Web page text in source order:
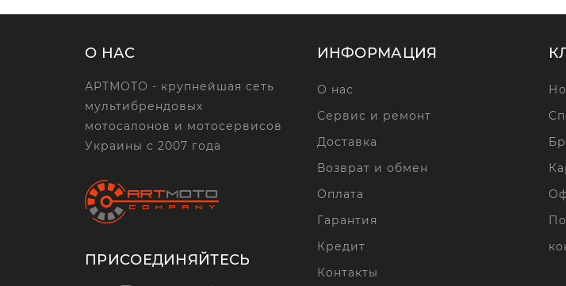
О НАС
АРТМОТО - крупнейшая сеть
мультибрендовых
мотосалонов и мотосервисов
Украины с 2007 года
ПРИСОЕДИНЯЙТЕСЬ
ИНФОРМАЦИЯ
О нас
Сервис и ремонт
Доставка
Возврат и обмен
Оплата
Гарантия
Кредит
Контакты